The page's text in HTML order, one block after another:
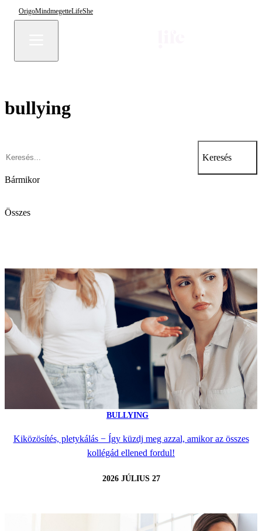
OrigoMindmegetteLifeShe
bullying
Keresés
Bármikor
Összes
BULLYING
Kiközösítés, pletykálás − Így küzdj meg azzal, amikor az összes
kollégád ellened fordul!
2026 JÚLIUS 27